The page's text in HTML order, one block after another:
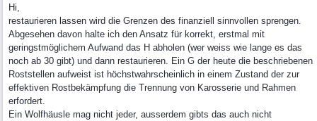
Hi,
restaurieren lassen wird die Grenzen des finanziell sinnvollen sprengen.
Abgesehen davon halte ich den Ansatz für korrekt, erstmal mit
geringstmöglichem Aufwand das H abholen (wer weiss wie lange es das
noch ab 30 gibt) und dann restaurieren. Ein G der heute die beschriebenen
Roststellen aufweist ist höchstwahrscheinlich in einem Zustand der zur
effektiven Rostbekämpfung die Trennung von Karosserie und Rahmen
erfordert.
Ein Wolfhäusle mag nicht jeder, ausserdem gibts das auch nicht